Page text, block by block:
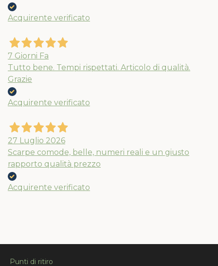
Acquirente verificato
7 Giorni Fa
Tutto bene. Tempi rispettati. Articolo di qualità.
Grazie
Acquirente verificato
27 Luglio 2026
Scarpe comode, belle, numeri reali e un giusto
rapporto qualità prezzo
Acquirente verificato
Punti di ritiro